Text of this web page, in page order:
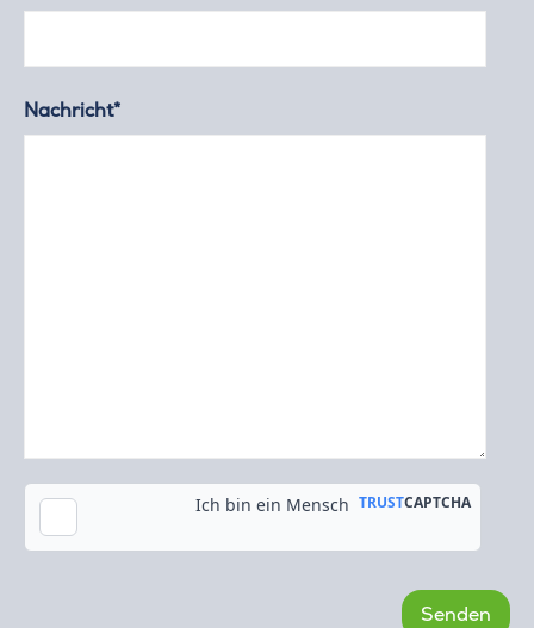
Nachricht*
Kopie an meine E-Mail-Adresse senden